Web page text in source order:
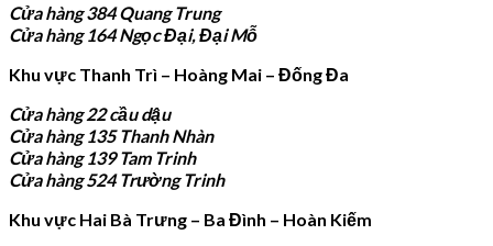
Cửa hàng 384 Quang Trung
Cửa hàng 164 Ngọc Đại, Đại Mỗ
Khu vực Thanh Trì – Hoàng Mai – Đống Đa
Cửa hàng 22 cầu dậu
Cửa hàng 135 Thanh Nhàn
Cửa hàng 139 Tam Trinh
Cửa hàng 524 Trường Trinh
Khu vực Hai Bà Trưng – Ba Đình – Hoàn Kiếm